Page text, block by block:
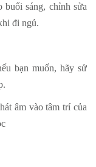
buổi sáng, chỉnh sửa
đi ngủ.
bạn muốn, hãy sử
âm vào tâm trí của